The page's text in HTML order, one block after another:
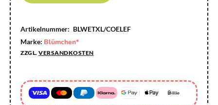
Artikelnummer: BLWETXL/COELEF
Marke: Blümchen*
ZZGL. VERSANDKOSTEN